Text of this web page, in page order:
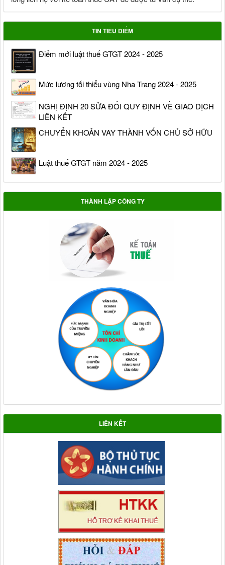
TIN TIÊU ĐIỂM
Điểm mới luật thuế GTGT 2024 - 2025
Mức lương tối thiểu vùng Nha Trang 2024 - 2025
NGHỊ ĐỊNH 20 SỬA ĐỔI QUY ĐỊNH VỀ GIAO DỊCH
LIÊN KẾT
CHUYỂN KHOẢN VAY THÀNH VỐN CHỦ SỞ HỮU
Luật thuế GTGT năm 2024 - 2025
THÀNH LẬP CÔNG TY
LIÊN KẾT